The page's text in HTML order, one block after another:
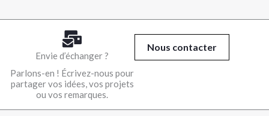
Envie d’échanger ?
Parlons-en ! Écrivez-nous pour
partager vos idées, vos projets
ou vos remarques.
Nous contacter